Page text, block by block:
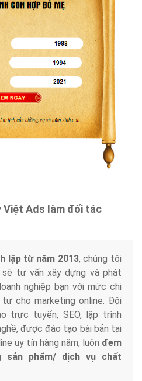
Việt Ads làm đối tác
lập từ năm 2013, chúng tôi
sẽ tư vấn xây dựng và phát
nghiệp bạn với mức chi
cho marketing online. Đội
trực tuyến, SEO, lập trình
được đào tạo bài bản tại
uy tín hàng năm, luôn đem
sản phẩm/ dịch vụ chất